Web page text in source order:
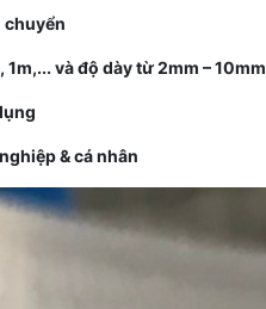
chuyển
1m,... và độ dày từ 2mm – 10mm
& cá nhân